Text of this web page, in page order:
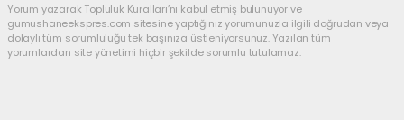
Yorum yazarak Topluluk Kuralları’nı kabul etmiş bulunuyor ve
gumushaneekspres.com sitesine yaptığınız yorumunuzla ilgili doğrudan veya
dolaylı tüm sorumluluğu tek başınıza üstleniyorsunuz. Yazılan tüm
yorumlardan site yönetimi hiçbir şekilde sorumlu tutulamaz.